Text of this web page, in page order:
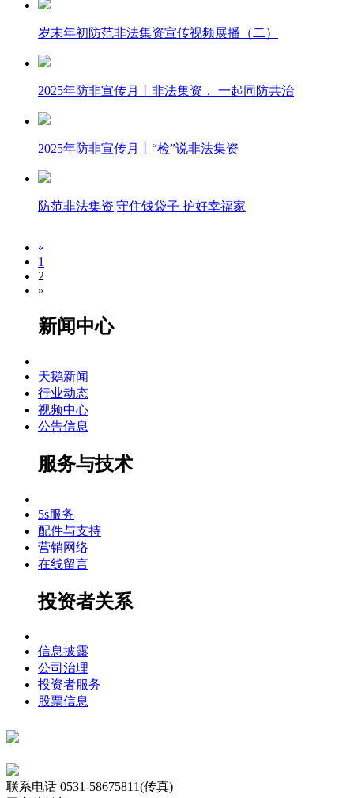
岁末年初防范非法集资宣传视频展播（二）
2025年防非宣传月丨非法集资， 一起同防共治
2025年防非宣传月丨“检”说非法集资
防范非法集资|守住钱袋子 护好幸福家
«
1
2
»
新闻中心
天鹅新闻
行业动态
视频中心
公告信息
服务与技术
5s服务
配件与支持
营销网络
在线留言
投资者关系
信息披露
公司治理
投资者服务
股票信息
联系电话 0531-58675811(传真)